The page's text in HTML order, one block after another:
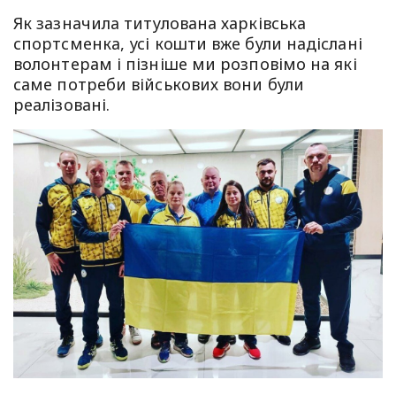
Як зазначила титулована харківська
спортсменка, усі кошти вже були надіслані
волонтерам і пізніше ми розповімо на які
саме потреби військових вони були
реалізовані.